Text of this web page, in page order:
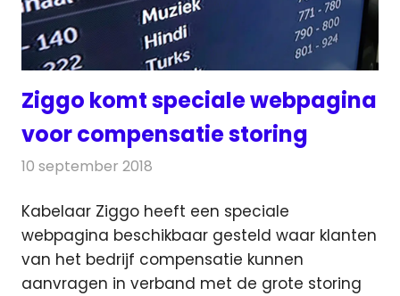
Ziggo komt speciale webpagina
voor compensatie storing
10 september 2018
Kabelaar Ziggo heeft een speciale
webpagina beschikbaar gesteld waar klanten
van het bedrijf compensatie kunnen
aanvragen in verband met de grote storing